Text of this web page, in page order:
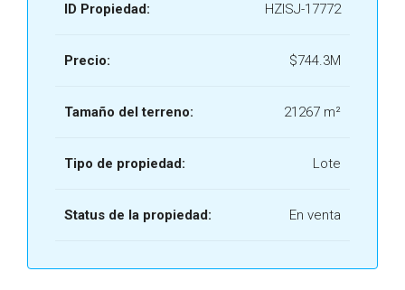
ID Propiedad: HZISJ-17772
Precio: $744.3M
Tamaño del terreno: 21267 m²
Tipo de propiedad: Lote
Status de la propiedad: En venta